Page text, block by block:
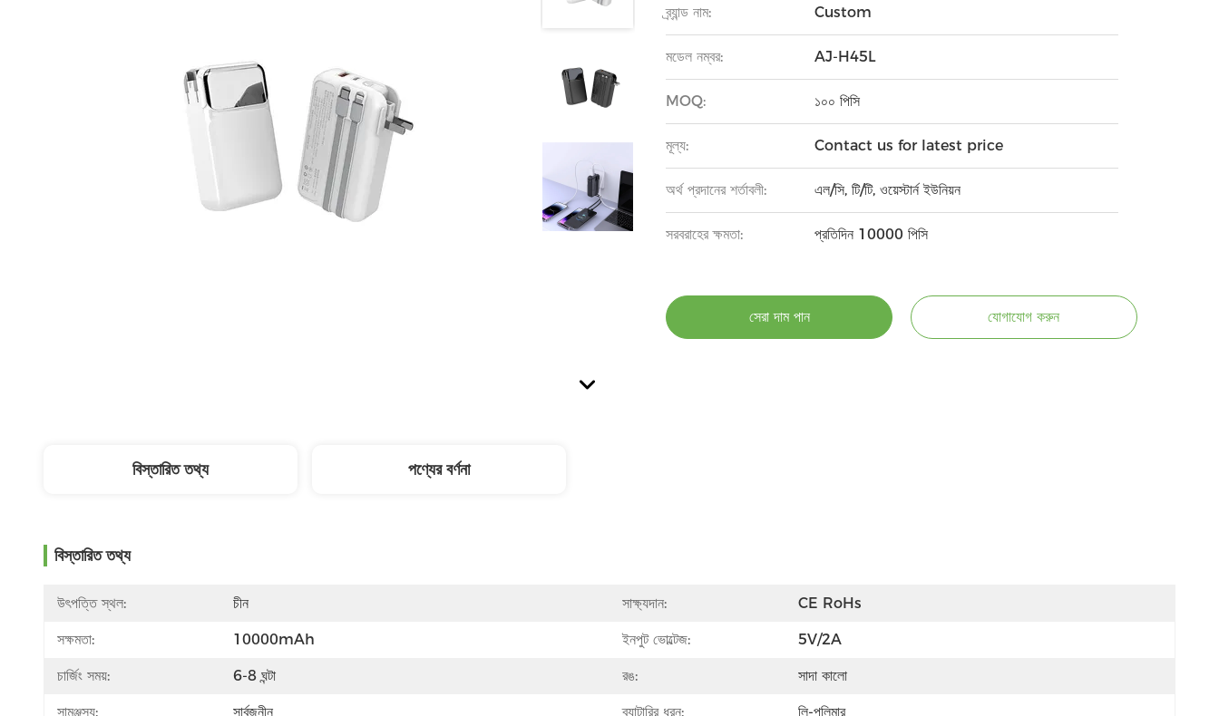
ব্র্যান্ড নাম: Custom
মডেল নম্বর: AJ-H45L
MOQ: ১০০ পিসি
মূল্য: Contact us for latest price
অর্থ প্রদানের শর্তাবলী: এল/সি, টি/টি, ওয়েস্টার্ন ইউনিয়ন
সরবরাহের ক্ষমতা: প্রতিদিন 10000 পিসি
সেরা দাম পান যোগাযোগ করুন
বিস্তারিত তথ্য পণ্যের বর্ণনা
বিস্তারিত তথ্য
উৎপত্তি স্থল: চীন সাক্ষ্যদান: CE RoHs
সক্ষমতা: 10000mAh ইনপুট ভোল্টেজ: 5V/2A
চার্জিং সময়: 6-8 ঘন্টা রঙ: সাদা কালো
সামঞ্জস্য: সার্বজনীন ব্যাটারির ধরন: লি-পলিমার